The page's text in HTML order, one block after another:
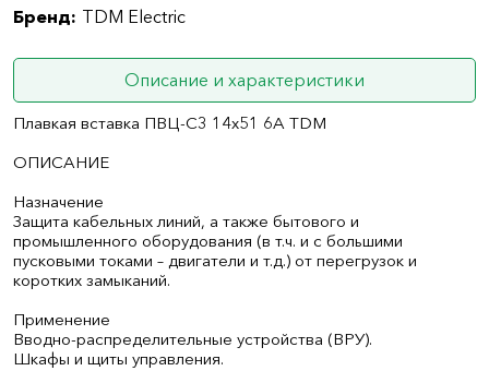
Бренд: TDM Electric
Описание и характеристики
Плавкая вставка ПВЦ-С3 14х51 6А TDM
ОПИСАНИЕ
Назначение
Защита кабельных линий, а также бытового и
промышленного оборудования (в т.ч. и с большими
пусковыми токами – двигатели и т.д.) от перегрузок и
коротких замыканий.
Применение
Вводно-распределительные устройства (ВРУ).
Шкафы и щиты управления.